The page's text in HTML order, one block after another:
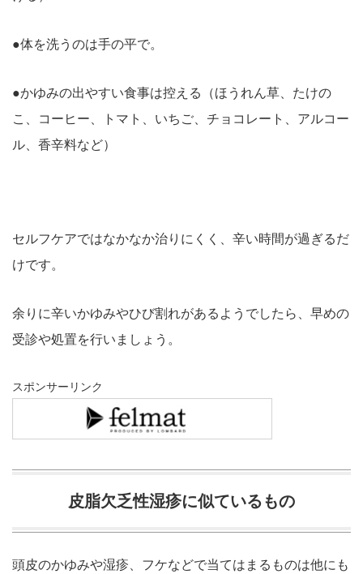
●体を洗うのは手の平で。
●かゆみの出やすい食事は控える（ほうれん草、たけの
こ、コーヒー、トマト、いちご、チョコレート、アルコー
ル、香辛料など）
セルフケアではなかなか治りにくく、辛い時間が過ぎるだ
けです。
余りに辛いかゆみやひび割れがあるようでしたら、早めの
受診や処置を行いましょう。
スポンサーリンク
皮脂欠乏性湿疹に似ているもの
頭皮のかゆみや湿疹、フケなどで当てはまるものは他にも